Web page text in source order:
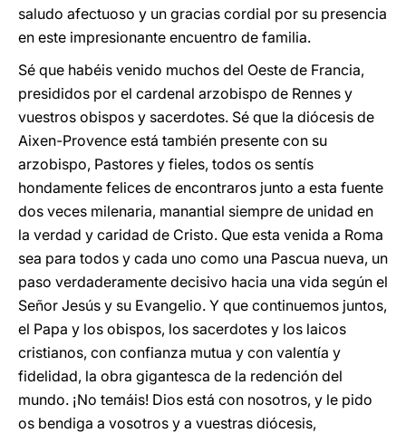
saludo afectuoso y un gracias cordial por su presencia
en este impresionante encuentro de familia.
Sé que habéis venido muchos del Oeste de Francia,
presididos por el cardenal arzobispo de Rennes y
vuestros obispos y sacerdotes. Sé que la diócesis de
Aix­en-Provence está también presente con su
arzobispo, Pastores y fieles, todos os sentís
hondamente felices de encontraros junto a esta fuente
dos veces milenaria, manantial siempre de unidad en
la verdad y caridad de Cristo. Que esta venida a Roma
sea para todos y cada uno como una Pascua nueva, un
paso verdaderamente decisivo hacia una vida según el
Señor Jesús y su Evangelio. Y que continuemos juntos,
el Papa y los obispos, los sacerdotes y los laicos
cristianos, con confianza mutua y con valentía y
fidelidad, la obra gigantesca de la redención del
mundo. ¡No temáis! Dios está con nosotros, y le pido
os bendiga a vosotros y a vuestras diócesis,